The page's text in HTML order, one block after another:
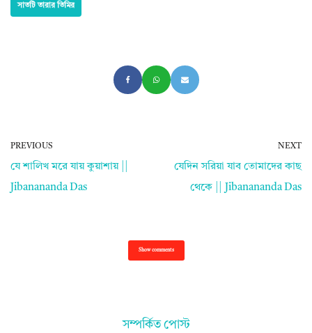
সাতটি তারার তিমির
PREVIOUS
যে শালিখ মরে যায় কুয়াশায় ||
Jibanananda Das
NEXT
যেদিন সরিয়া যাব তোমাদের কাছ
থেকে || Jibanananda Das
Show comments
সম্পর্কিত পোস্ট